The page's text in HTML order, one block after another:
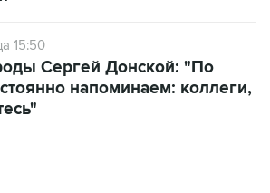
15:50
Сергей Донской: "По
напоминаем: коллеги,